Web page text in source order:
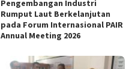
Pengembangan Industri
Rumput Laut Berkelanjutan
pada Forum Internasional PAIR
Annual Meeting 2026